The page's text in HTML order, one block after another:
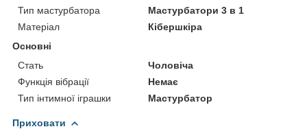
Тип мастурбатора
Мастурбатори 3 в 1
Матеріал
Кібершкіра
Основні
Стать
Чоловіча
Функція вібрації
Немає
Тип інтимної іграшки
Мастурбатор
Приховати